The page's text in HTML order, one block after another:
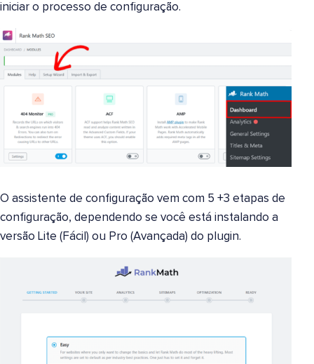
iniciar o processo de configuração.
O assistente de configuração vem com 5 +3 etapas de
configuração, dependendo se você está instalando a
versão Lite (Fácil) ou Pro (Avançada) do plugin.